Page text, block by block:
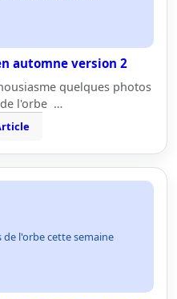
automne version 2
quelques photos
de l'orbe …
l'orbe cette semaine